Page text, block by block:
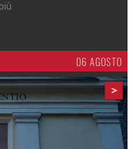
06 AGOSTO
>